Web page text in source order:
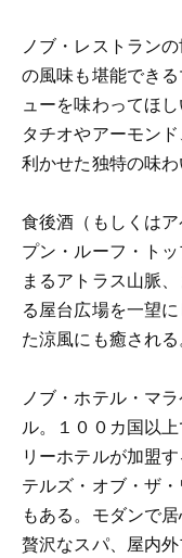
ノブ・レストラン
の風味も堪能でき
ューを味わってほ
タチオやアーモン
利かせた独特の味わ
食後酒（もしくは
プン・ルーフ・ト
まるアトラス山脈
る屋台広場を一望
た涼風にも癒される
ノブ・ホテル・マ
ル。１００カ国以
リーホテルが加盟
テルズ・オブ・ザ
もある。モダンで
贅沢なスパ、屋内